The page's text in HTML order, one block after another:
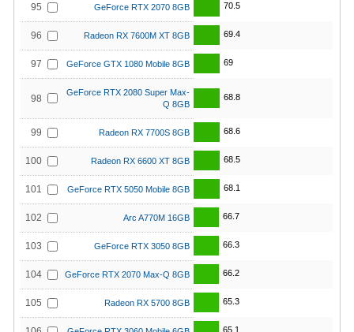
95 GeForce RTX 2070 8GB 70.5
96 Radeon RX 7600M XT 8GB 69.4
97 GeForce GTX 1080 Mobile 8GB 69
98
GeForce RTX 2080 Super Max-
Q 8GB
68.8
99 Radeon RX 7700S 8GB 68.6
100 Radeon RX 6600 XT 8GB 68.5
101 GeForce RTX 5050 Mobile 8GB 68.1
102 Arc A770M 16GB 66.7
103 GeForce RTX 3050 8GB 66.3
104 GeForce RTX 2070 Max-Q 8GB 66.2
105 Radeon RX 5700 8GB 65.3
65.1